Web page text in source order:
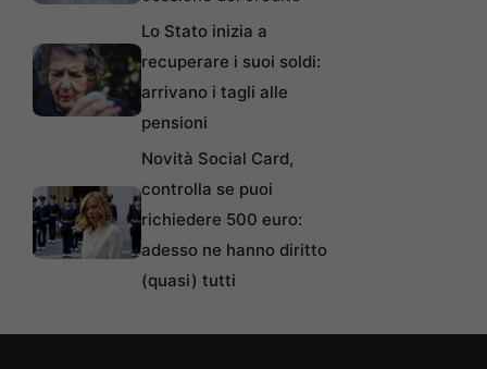
Lo Stato inizia a
recuperare i suoi soldi:
arrivano i tagli alle
pensioni
Novità Social Card,
controlla se puoi
richiedere 500 euro:
adesso ne hanno diritto
(quasi) tutti